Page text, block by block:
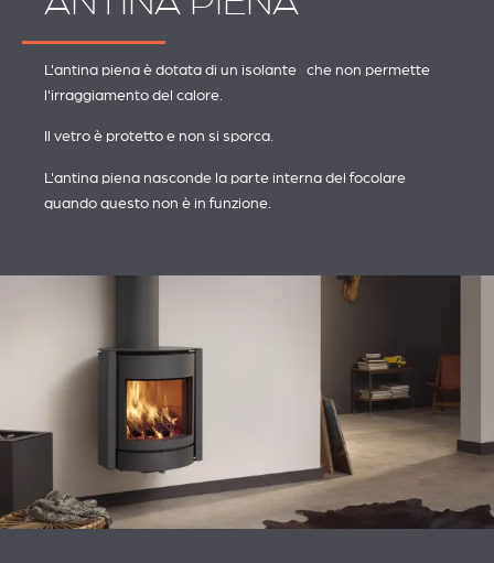
L'antina piena è dotata di un isolante che non permette
l'irraggiamento del calore.
Il vetro è protetto e non si sporca.
L'antina piena nasconde la parte interna del focolare
quando questo non è in funzione.